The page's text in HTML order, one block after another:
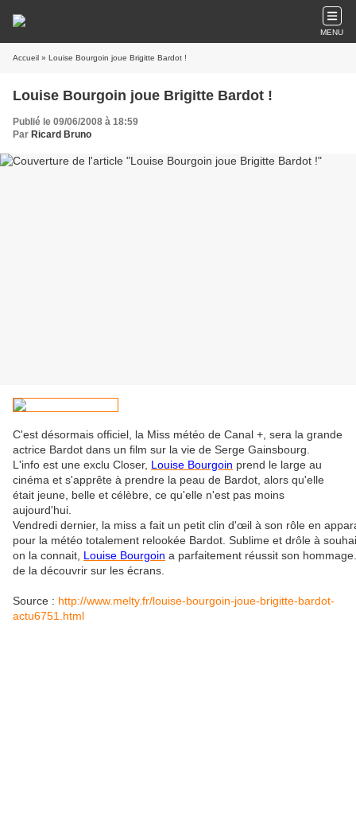
MENU
Accueil » Louise Bourgoin joue Brigitte Bardot !
Louise Bourgoin joue Brigitte Bardot !
Publié le 09/06/2008 à 18:59
Par Ricard Bruno
C'est désormais officiel, la Miss météo de Canal +, sera la grande
actrice Bardot dans un film sur la vie de Serge Gainsbourg.
L'info est une exclu Closer, Louise Bourgoin prend le large au
cinéma et s'apprête à prendre la peau de Bardot, alors qu'elle
était jeune, belle et célèbre, ce qu'elle n'est pas moins
aujourd'hui.
Vendredi dernier, la miss a fait un petit clin d'œil à son rôle en
pour la météo totalement relookée Bardot. Sublime et drôle à
on la connait, Louise Bourgoin a parfaitement réussit son
de la découvrir sur les écrans.
Source : http://www.melty.fr/louise-bourgoin-joue-brigitte-bardot-
actu6751.html